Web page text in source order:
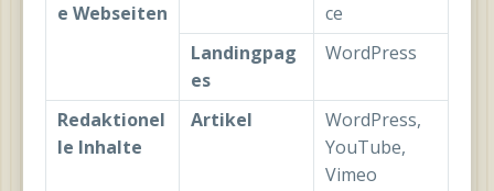
e Webseiten
ce
Landingpag
es
WordPress
Redaktionel
le Inhalte
Artikel
WordPress,
YouTube,
Vimeo